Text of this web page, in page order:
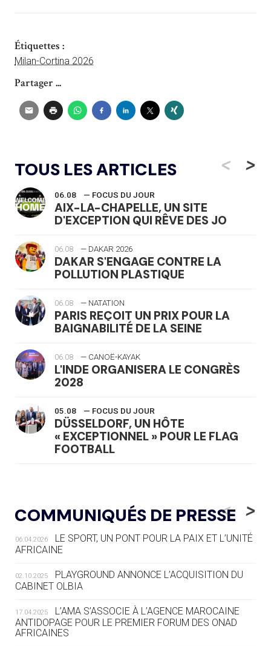
Étiquettes :
Milan-Cortina 2026
Partager ...
TOUS LES ARTICLES <
06.08 — FOCUS DU JOUR
AIX-LA-CHAPELLE, UN SITE
D'EXCEPTION QUI RÊVE DES JO
06.08 — DAKAR 2026
DAKAR S'ENGAGE CONTRE LA
POLLUTION PLASTIQUE
06.08 — NATATION
PARIS REÇOIT UN PRIX POUR LA
BAIGNABILITÉ DE LA SEINE
06.08 — CANOË-KAYAK
L'INDE ORGANISERA LE CONGRÈS
2028
05.08 — FOCUS DU JOUR
DÜSSELDORF, UN HÔTE
« EXCEPTIONNEL » POUR LE FLAG
FOOTBALL
LE RÊVE DE VOIR LA LUGE ALPINE
AUX JO « N'EST PAS FINI »
05.08 — TIR À L'ARC
DES MONDIAUX À BRISBANE SUR LA
ROUTE DES JO 2032
LE VILLAGE OLYMPIQUE DES ARAVIS
SE DESSINE
>
COMMUNIQUÉS DE PRESSE
<
06.04.2026
LE SPORT, UN PONT POUR LA PAIX ET L’UNITÉ
AFRICAINE
02.10.2025
PLAYGROUND ANNONCE L’ACQUISITION DU
CABINET OLBIA
17.04.2025
L’AMA S’ASSOCIE À L’AGENCE MAROCAINE
ANTIDOPAGE POUR LE PREMIER FORUM DES ONAD
AFRICAINES
>